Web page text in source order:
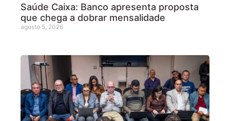
Saúde Caixa: Banco apresenta proposta
que chega a dobrar mensalidade
agosto 5, 2026